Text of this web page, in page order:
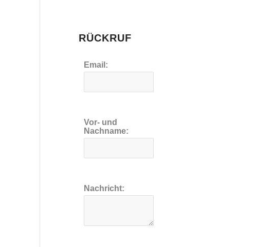
RÜCKRUF
Email:
Vor- und
Nachname:
Nachricht: